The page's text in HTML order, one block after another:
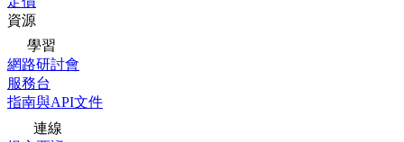
資源
學習
網路研討會
服務台
指南與API文件
連線